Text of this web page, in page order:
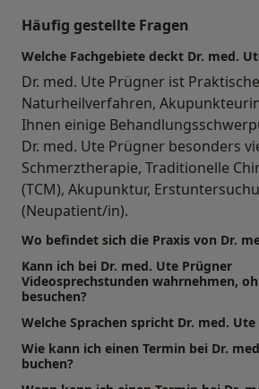
Häufig gestellte Fragen
Welche Fachgebiete deckt Dr. med.
Dr. med. Ute Prügner ist
Naturheilverfahren,
Ihnen einige
Dr. med. Ute Prügner besonders
Schmerztherapie, Traditionelle
(TCM), Akupunktur,
(Neupatient/in).
Wo befindet sich die Praxis von Dr.
Kann ich bei Dr. med. Ute Prügner
Videosprechstunden wahrnehmen,
besuchen?
Welche Sprachen spricht Dr. med.
Wie kann ich einen Termin bei Dr.
buchen?